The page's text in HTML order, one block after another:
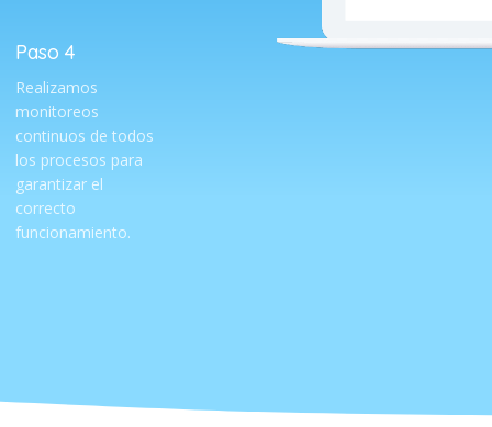
Paso 4
Realizamos
monitoreos
continuos de todos
los procesos para
garantizar el
correcto
funcionamiento.